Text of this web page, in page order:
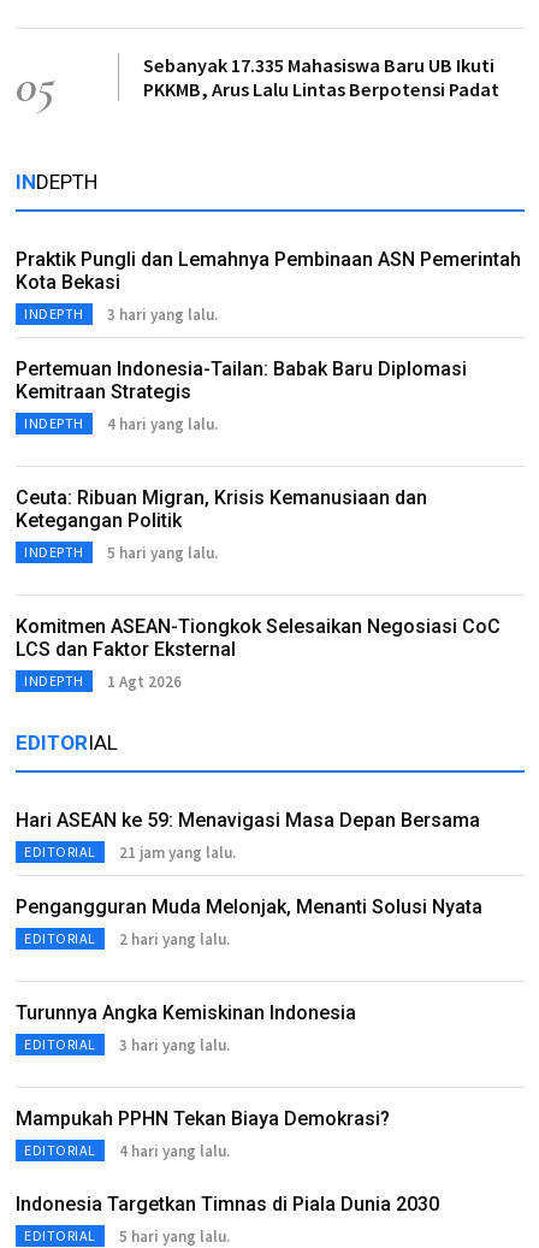
05
Sebanyak 17.335 Mahasiswa Baru UB Ikuti
PKKMB, Arus Lalu Lintas Berpotensi Padat
INDEPTH
Praktik Pungli dan Lemahnya Pembinaan ASN Pemerintah
Kota Bekasi
INDEPTH 3 hari yang lalu.
Pertemuan Indonesia-Tailan: Babak Baru Diplomasi
Kemitraan Strategis
INDEPTH 4 hari yang lalu.
Ceuta: Ribuan Migran, Krisis Kemanusiaan dan
Ketegangan Politik
INDEPTH 5 hari yang lalu.
Komitmen ASEAN-Tiongkok Selesaikan Negosiasi CoC
LCS dan Faktor Eksternal
INDEPTH 1 Agt 2026
EDITORIAL
Hari ASEAN ke 59: Menavigasi Masa Depan Bersama
EDITORIAL 21 jam yang lalu.
Pengangguran Muda Melonjak, Menanti Solusi Nyata
EDITORIAL 2 hari yang lalu.
Turunnya Angka Kemiskinan Indonesia
EDITORIAL 3 hari yang lalu.
Mampukah PPHN Tekan Biaya Demokrasi?
EDITORIAL 4 hari yang lalu.
Indonesia Targetkan Timnas di Piala Dunia 2030
EDITORIAL 5 hari yang lalu.